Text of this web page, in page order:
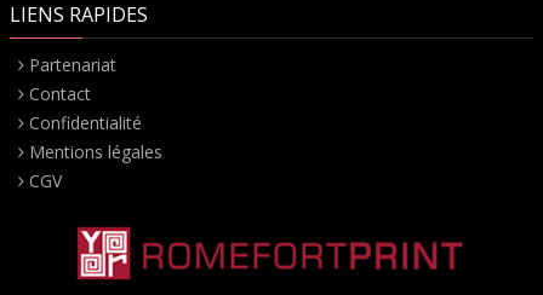
LIENS RAPIDES
Partenariat
Contact
Confidentialité
Mentions légales
CGV